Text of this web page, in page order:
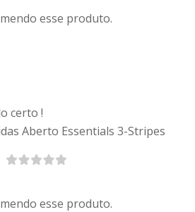
esse produto.
certo !
Aberto Essentials 3-Stripes
esse produto.